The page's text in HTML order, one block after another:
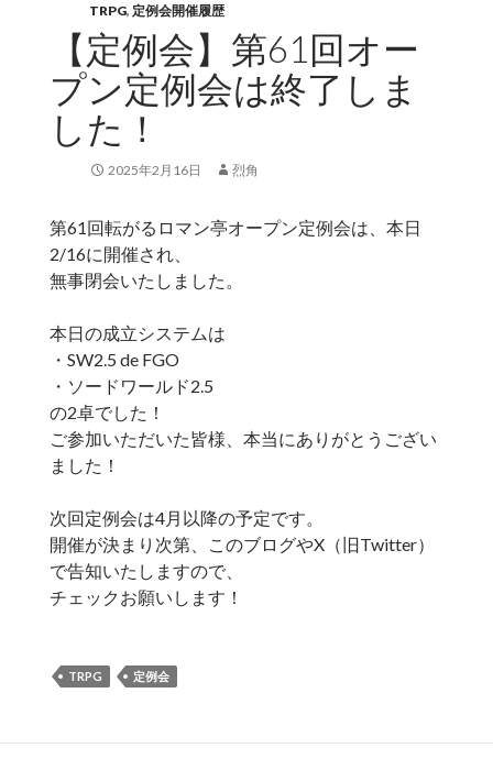
TRPG, 定例会開催履歴
【定例会】第61回オー
プン定例会は終了しま
した！
2025年2月16日 烈角
第61回転がるロマン亭オープン定例会は、本日
2/16に開催され、
無事閉会いたしました。
本日の成立システムは
・SW2.5 de FGO
・ソードワールド2.5
の2卓でした！
ご参加いただいた皆様、本当にありがとうござい
ました！
次回定例会は4月以降の予定です。
開催が決まり次第、このブログやX（旧Twitter）
で告知いたしますので、
チェックお願いします！
TRPG 定例会